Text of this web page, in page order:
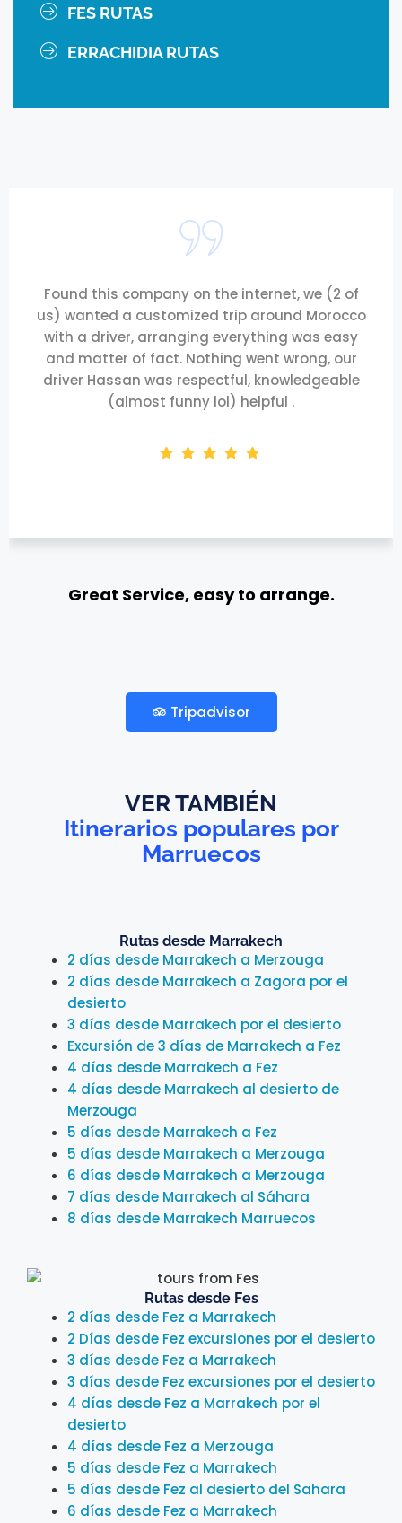
FES RUTAS
ERRACHIDIA RUTAS
Great Service, easy to arrange.
Found this company on the internet, we (2 of
us) wanted a customized trip around Morocco
with a driver, arranging everything was easy
and matter of fact. Nothing went wrong, our
driver Hassan was respectful, knowledgeable
(almost funny lol) helpful .
Tripadvisor
VER TAMBIÉN
Itinerarios populares por
Marruecos
Rutas desde Marrakech
2 días desde Marrakech a Merzouga
2 días desde Marrakech a Zagora por el
desierto
3 días desde Marrakech por el desierto
Excursión de 3 días de Marrakech a Fez
4 días desde Marrakech a Fez
4 días desde Marrakech al desierto de
Merzouga
5 días desde Marrakech a Fez
5 días desde Marrakech a Merzouga
6 días desde Marrakech a Merzouga
7 días desde Marrakech al Sáhara
8 días desde Marrakech Marruecos
Rutas desde Fes
2 días desde Fez a Marrakech
2 Días desde Fez excursiones por el desierto
3 días desde Fez a Marrakech
3 días desde Fez excursiones por el desierto
4 días desde Fez a Marrakech por el
desierto
4 días desde Fez a Merzouga
5 días desde Fez a Marrakech
5 días desde Fez al desierto del Sahara
6 días desde Fez a Marrakech